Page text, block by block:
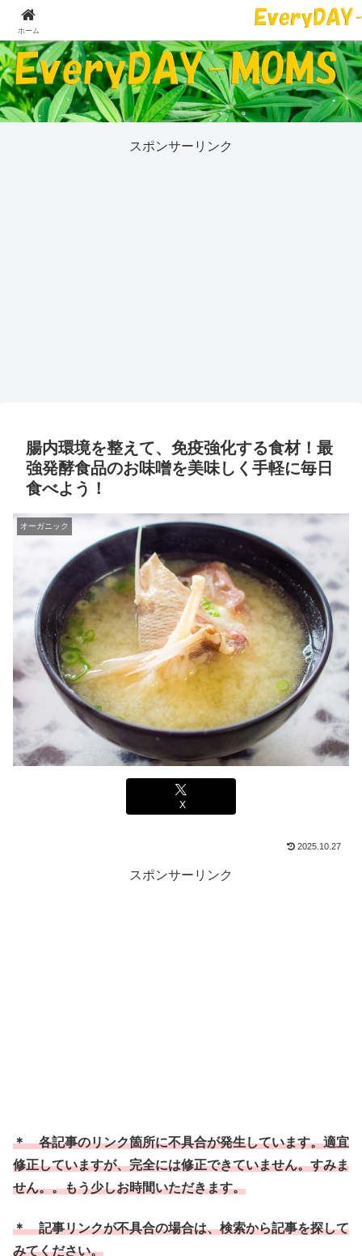
５０代の私が今気になっていることすべて
スポンサーリンク
腸内環境を整えて、免疫強化する食材！最
強発酵食品のお味噌を美味しく手軽に毎日
食べよう！
オーガニック
X
2025.10.27
スポンサーリンク
＊ 各記事のリンク箇所に不具合が発生しています。適宜
修正していますが、完全には修正できていません。すみま
せん。。もう少しお時間いただきます。
＊ 記事リンクが不具合の場合は、検索から記事を探して
みてください。
ホーム